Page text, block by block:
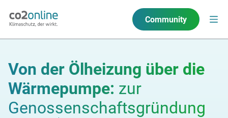
Community
Von der Ölheizung über die
Wärmepumpe: zur
Genossenschaftsgründung